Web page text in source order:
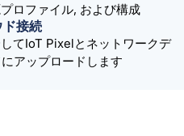
ロファイル, および構成
ド接続
てIoT Pixelとネットワークデ
アップロードします